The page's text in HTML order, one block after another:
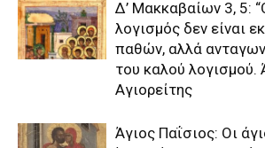
Δ’ Μακκαβαίων 3, 5:
λογισμός δεν είναι
παθών, αλλά
του καλού λογισμού.
Αγιορείτης
Άγιος Παΐσιος: Οι